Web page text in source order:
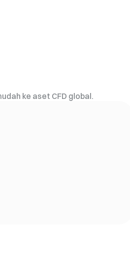
ke aset CFD global.